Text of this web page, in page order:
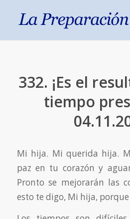
332. ¡Es el
tiempo
Mi hija. Mi querida hija.
paz en tu corazón y
Pronto se mejorarán las
esto te digo, Mi hija, porque